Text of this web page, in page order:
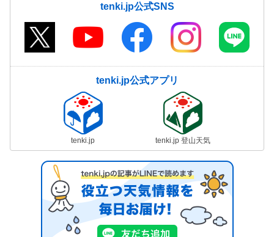
tenki.jp公式SNS
tenki.jp公式アプリ
tenki.jp tenki.jp 登山天気